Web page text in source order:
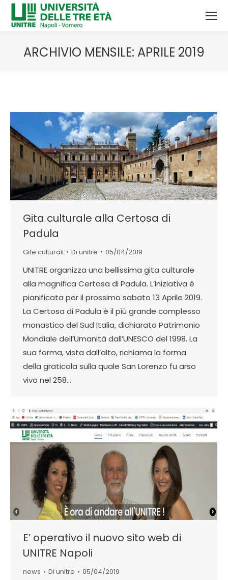
ARCHIVIO MENSILE: APRILE 2019
Gita culturale alla Certosa di
Padula
Gite culturali Di unitre 05/04/2019
UNITRE organizza una bellissima gita culturale
alla magnifica Certosa di Padula. L’iniziativa è
pianificata per il prossimo sabato 13 Aprile 2019.
La Certosa di Padula è il più grande complesso
monastico del Sud Italia, dichiarato Patrimonio
Mondiale dell’Umanità dall’UNESCO del 1998. La
sua forma, vista dall’alto, richiama la forma
della graticola sulla quale San Lorenzo fu arso
vivo nel 258…
E’ operativo il nuovo sito web di
UNITRE Napoli
news Di unitre 05/04/2019